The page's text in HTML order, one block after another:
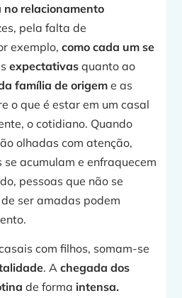
relacionamento
pela falta de
exemplo,como cada um se
expectativas quanto ao
família de origem e as
o que é estar em um casal
o cotidiano. Quando
olhadas com atenção,
acumulam e enfraquecem
pessoas que não se
ser amadas podem
com filhos, somam-se
. Achegada dos
de forma intensa.